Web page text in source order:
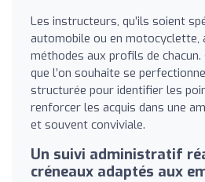
Les instructeurs, qu’ils soient
automobile ou en motocyclette,
méthodes aux profils de chacun.
que l’on souhaite se
structurée pour identifier les
renforcer les acquis dans une
et souvent conviviale.
Un suivi administratif
créneaux adaptés aux